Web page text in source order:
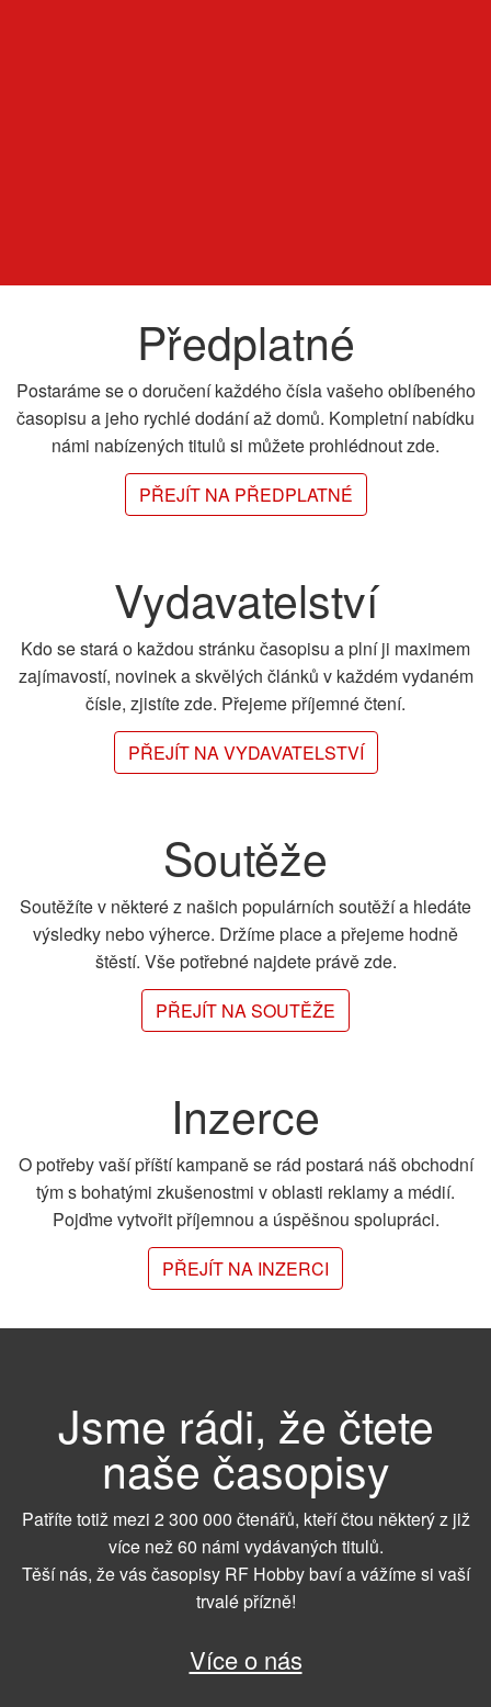
Předplatné
Postaráme se o doručení každého čísla vašeho oblíbeného
časopisu a jeho rychlé dodání až domů. Kompletní nabídku
námi nabízených titulů si můžete prohlédnout zde.
PŘEJÍT NA PŘEDPLATNÉ
Vydavatelství
Kdo se stará o každou stránku časopisu a plní ji maximem
zajímavostí, novinek a skvělých článků v každém vydaném
čísle, zjistíte zde. Přejeme příjemné čtení.
PŘEJÍT NA VYDAVATELSTVÍ
Soutěže
Soutěžíte v některé z našich populárních soutěží a hledáte
výsledky nebo výherce. Držíme place a přejeme hodně
štěstí. Vše potřebné najdete právě zde.
PŘEJÍT NA SOUTĚŽE
Inzerce
O potřeby vaší příští kampaně se rád postará náš obchodní
tým s bohatými zkušenostmi v oblasti reklamy a médií.
Pojďme vytvořit příjemnou a úspěšnou spolupráci.
PŘEJÍT NA INZERCI
Jsme rádi, že čtete
naše časopisy
Patříte totiž mezi 2 300 000 čtenářů, kteří čtou některý z již
více než 60 námi vydávaných titulů.
Těší nás, že vás časopisy RF Hobby baví a vážíme si vaší
trvalé přízně!
Více o nás